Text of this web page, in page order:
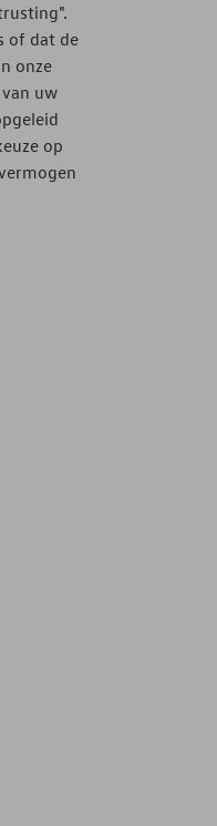
of dat de
​​onze
uw
op